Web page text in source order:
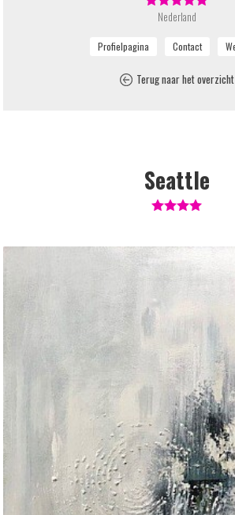
Nederland
Terug naar het overzicht
Seattle